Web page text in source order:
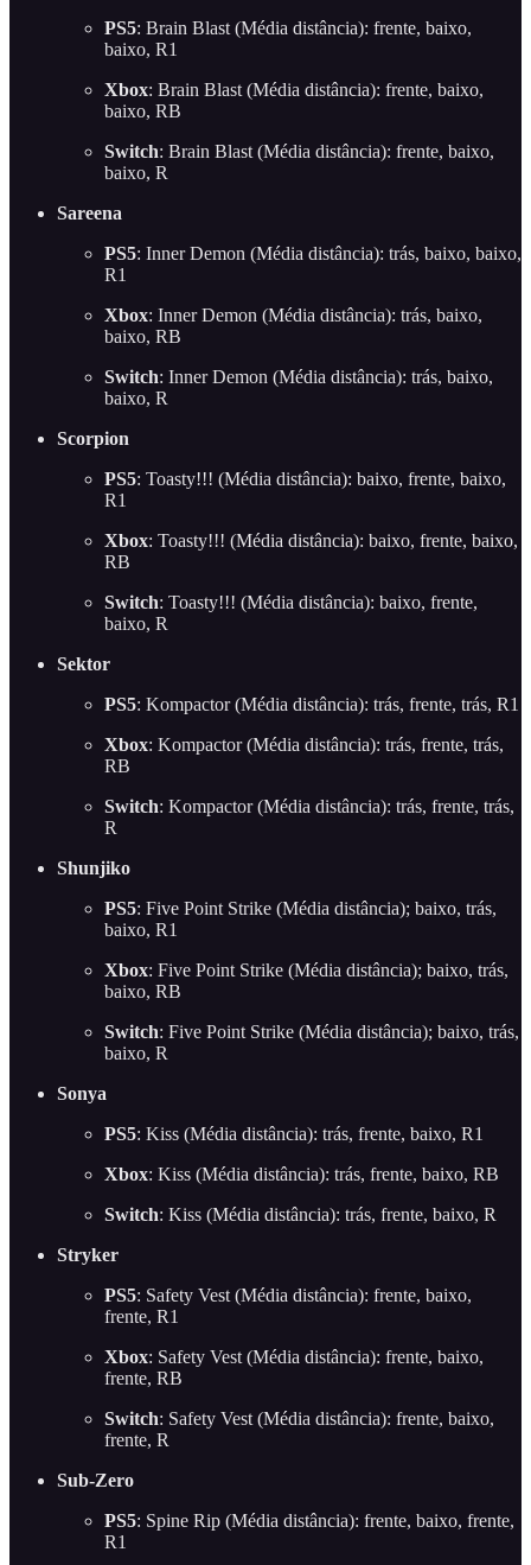
PS5: Brain Blast (Média distância): frente, baixo,
baixo, R1
Xbox: Brain Blast (Média distância): frente, baixo,
baixo, RB
Switch: Brain Blast (Média distância): frente, baixo,
baixo, R
Sareena
PS5: Inner Demon (Média distância): trás, baixo, baixo,
R1
Xbox: Inner Demon (Média distância): trás, baixo,
baixo, RB
Switch: Inner Demon (Média distância): trás, baixo,
baixo, R
Scorpion
PS5: Toasty!!! (Média distância): baixo, frente, baixo,
R1
Xbox: Toasty!!! (Média distância): baixo, frente, baixo,
RB
Switch: Toasty!!! (Média distância): baixo, frente,
baixo, R
Sektor
PS5: Kompactor (Média distância): trás, frente, trás, R1
Xbox: Kompactor (Média distância): trás, frente, trás,
RB
Switch: Kompactor (Média distância): trás, frente, trás,
R
Shunjiko
PS5: Five Point Strike (Média distância); baixo, trás,
baixo, R1
Xbox: Five Point Strike (Média distância); baixo, trás,
baixo, RB
Switch: Five Point Strike (Média distância); baixo, trás,
baixo, R
Sonya
PS5: Kiss (Média distância): trás, frente, baixo, R1
Xbox: Kiss (Média distância): trás, frente, baixo, RB
Switch: Kiss (Média distância): trás, frente, baixo, R
Stryker
PS5: Safety Vest (Média distância): frente, baixo,
frente, R1
Xbox: Safety Vest (Média distância): frente, baixo,
frente, RB
Switch: Safety Vest (Média distância): frente, baixo,
frente, R
Sub-Zero
PS5: Spine Rip (Média distância): frente, baixo, frente,
R1